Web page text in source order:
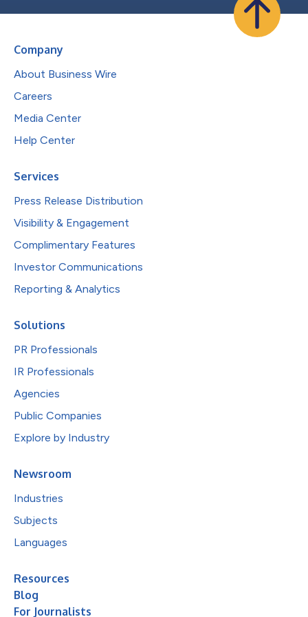
Company
About Business Wire
Careers
Media Center
Help Center
Services
Press Release Distribution
Visibility & Engagement
Complimentary Features
Investor Communications
Reporting & Analytics
Solutions
PR Professionals
IR Professionals
Agencies
Public Companies
Explore by Industry
Newsroom
Industries
Subjects
Languages
Resources
Blog
For Journalists